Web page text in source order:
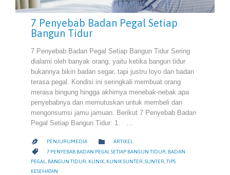
7 Penyebab Badan Pegal Setiap
Bangun Tidur
7 Penyebab Badan Pegal Setiap Bangun Tidur Sering
dialami oleh banyak orang, yaitu ketika bangun tidur
bukannya bikin badan segar, tapi justru loyo dan badan
terasa pegal. Kondisi ini seringkali membuat orang
merasa bingung hingga akhirnya menebak-nebak apa
penyebabnya dan memutuskan untuk membeli dan
mengonsumsi jamu jamuan. Berikut 7 Penyebab Badan
Pegal Setiap Bangun Tidur: 1. …
 PENJURUMEDIA  CATEGORY
ARTIKEL
 CATEGORY
7 PENYEBAB BADAN PEGAL SETIAP BANGUN TIDUR BADAN
PEGAL, BANGUN TIDUR, KLINIK, KLINIK SUNTER,SUNTER,TIPS
KESEHATAN